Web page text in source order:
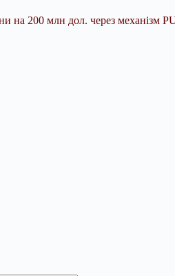
на 200 млн дол. через механізм